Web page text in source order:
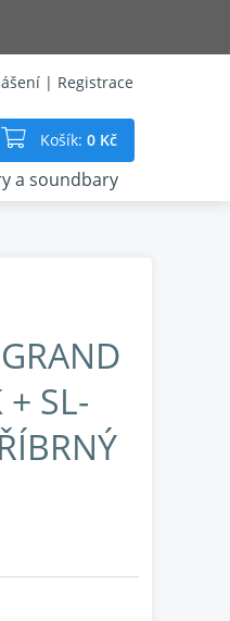
| Registrace
Košík: 0 Kč
SL-
a soundbary